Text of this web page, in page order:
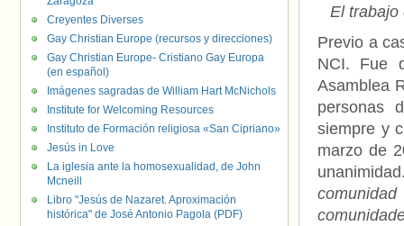
El trabajo
Previo a
NCI. Fue
Asamblea
personas
siempre y
marzo de
Creyentes Diverses
Gay Christian Europe (recursos y direcciones)
Gay Christian Europe- Cristiano Gay Europa
(en español)
Imágenes sagradas de William Hart McNichols
Institute for Welcoming Resources
Instituto de Formación religiosa «San Cipriano»
Jesús in Love
La iglesia ante la homosexualidad, de John
Mcneill
Libro "Jesús de Nazaret. Aproximación
histórica" de José Antonio Pagola (PDF)